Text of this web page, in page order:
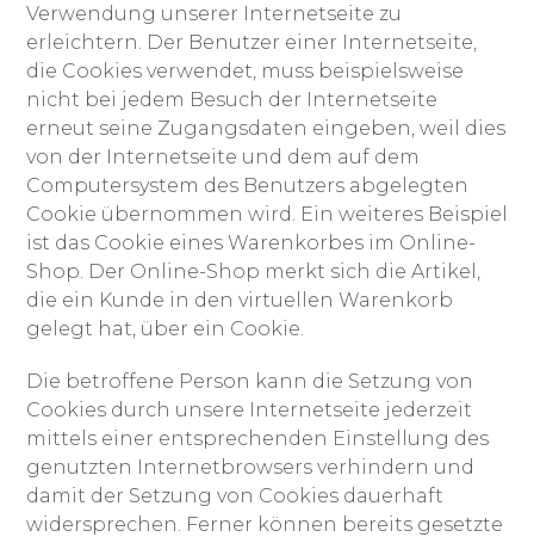
Verwendung unserer Internetseite zu
erleichtern. Der Benutzer einer Internetseite,
die Cookies verwendet, muss beispielsweise
nicht bei jedem Besuch der Internetseite
erneut seine Zugangsdaten eingeben, weil dies
von der Internetseite und dem auf dem
Computersystem des Benutzers abgelegten
Cookie übernommen wird. Ein weiteres Beispiel
ist das Cookie eines Warenkorbes im Online-
Shop. Der Online-Shop merkt sich die Artikel,
die ein Kunde in den virtuellen Warenkorb
gelegt hat, über ein Cookie.
Die betroffene Person kann die Setzung von
Cookies durch unsere Internetseite jederzeit
mittels einer entsprechenden Einstellung des
genutzten Internetbrowsers verhindern und
damit der Setzung von Cookies dauerhaft
widersprechen. Ferner können bereits gesetzte